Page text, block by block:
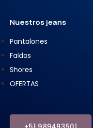
Nuestros jeans
Pantalones
Faldas
Shores
OFERTAS